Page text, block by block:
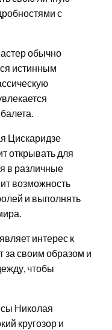
с
обычно
истинным
Цискаридзе
открывать для
в различные
возможность
и выполнять
интерес к
за своим образом и
чтобы
Николая
кругозор и